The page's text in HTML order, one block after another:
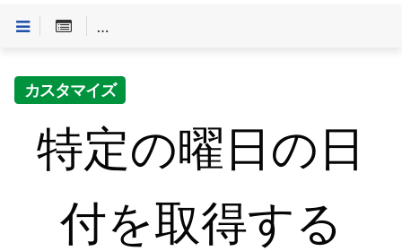
Customineドキュメントへようこそ
カスタマイズ
特定の曜日の日
付を取得する